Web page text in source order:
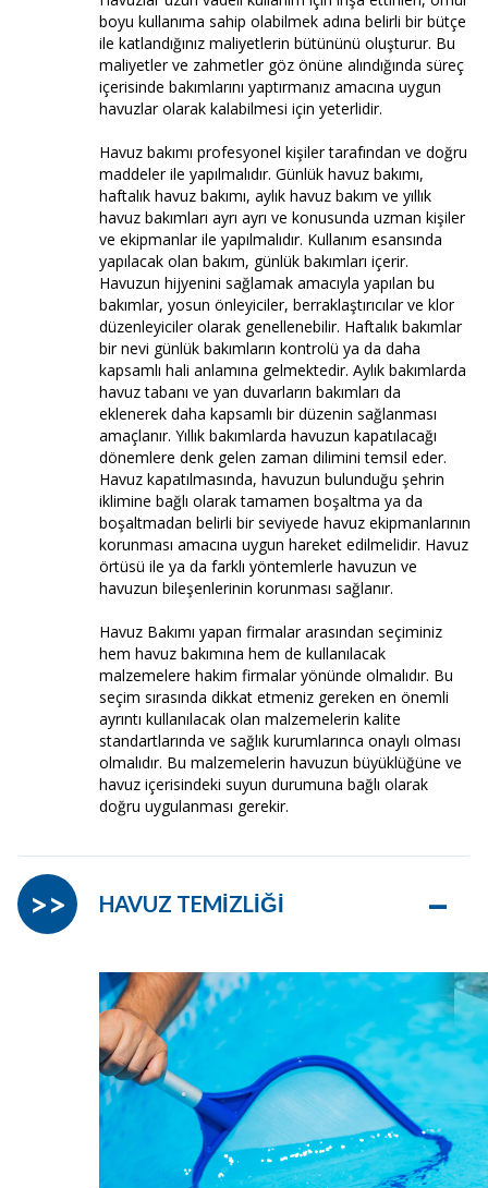
boyu kullanıma sahip olabilmek adına belirli bir bütçe
ile katlandığınız maliyetlerin bütününü oluşturur. Bu
maliyetler ve zahmetler göz önüne alındığında süreç
içerisinde bakımlarını yaptırmanız amacına uygun
havuzlar olarak kalabilmesi için yeterlidir.
Havuz bakımı profesyonel kişiler tarafından ve doğru
maddeler ile yapılmalıdır. Günlük havuz bakımı,
haftalık havuz bakımı, aylık havuz bakım ve yıllık
havuz bakımları ayrı ayrı ve konusunda uzman kişiler
ve ekipmanlar ile yapılmalıdır. Kullanım esansında
yapılacak olan bakım, günlük bakımları içerir.
Havuzun hijyenini sağlamak amacıyla yapılan bu
bakımlar, yosun önleyiciler, berraklaştırıcılar ve klor
düzenleyiciler olarak genellenebilir. Haftalık bakımlar
bir nevi günlük bakımların kontrolü ya da daha
kapsamlı hali anlamına gelmektedir. Aylık bakımlarda
havuz tabanı ve yan duvarların bakımları da
eklenerek daha kapsamlı bir düzenin sağlanması
amaçlanır. Yıllık bakımlarda havuzun kapatılacağı
dönemlere denk gelen zaman dilimini temsil eder.
Havuz kapatılmasında, havuzun bulunduğu şehrin
iklimine bağlı olarak tamamen boşaltma ya da
boşaltmadan belirli bir seviyede havuz ekipmanlarının
korunması amacına uygun hareket edilmelidir. Havuz
örtüsü ile ya da farklı yöntemlerle havuzun ve
havuzun bileşenlerinin korunması sağlanır.
Havuz Bakımı yapan firmalar arasından seçiminiz
hem havuz bakımına hem de kullanılacak
malzemelere hakim firmalar yönünde olmalıdır. Bu
seçim sırasında dikkat etmeniz gereken en önemli
ayrıntı kullanılacak olan malzemelerin kalite
standartlarında ve sağlık kurumlarınca onaylı olması
olmalıdır. Bu malzemelerin havuzun büyüklüğüne ve
havuz içerisindeki suyun durumuna bağlı olarak
doğru uygulanması gerekir.
HAVUZ TEMİZLİĞİ –
>>